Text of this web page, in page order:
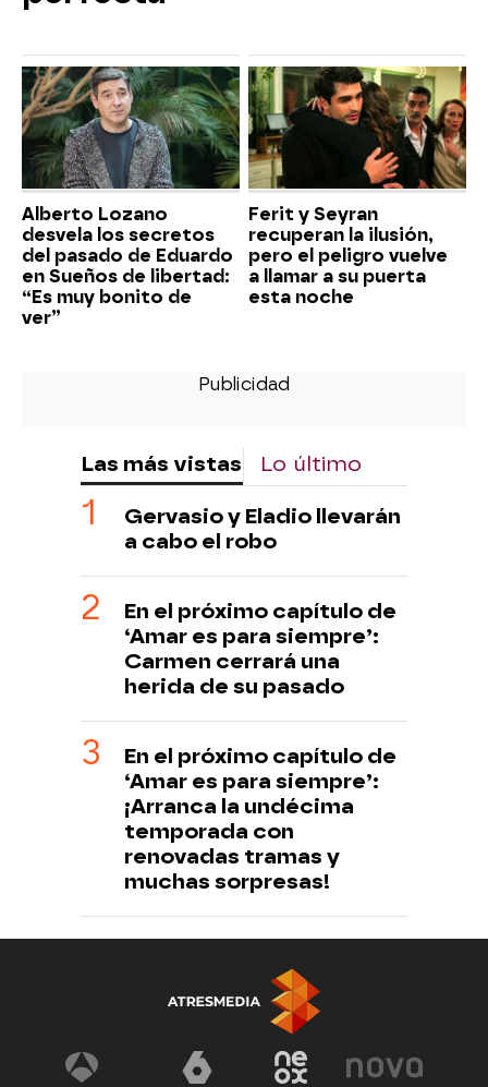
Alberto Lozano
desvela los secretos
del pasado de Eduardo
en Sueños de libertad:
“Es muy bonito de
ver”
Ferit y Seyran
recuperan la ilusión,
pero el peligro vuelve
a llamar a su puerta
esta noche
Las más vistas Lo último
Gervasio y Eladio llevarán
a cabo el robo
En el próximo capítulo de
‘Amar es para siempre’:
Carmen cerrará una
herida de su pasado
En el próximo capítulo de
‘Amar es para siempre’:
¡Arranca la undécima
temporada con
renovadas tramas y
muchas sorpresas!